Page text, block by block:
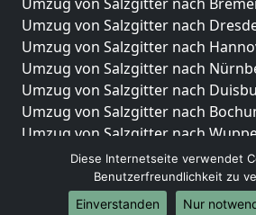
Umzug von Salzgitter nach
Umzug von Salzgitter nach
Umzug von Salzgitter nach
Umzug von Salzgitter nach
Umzug von Salzgitter nach
Umzug von Salzgitter nach
Umzug von Salzgitter nach
Umzug von Salzgitter nach Bonn
Umzug von Salzgitter nach
Diese Internetseite verwendet
Benutzerfreundlichkeit zu
Einverstanden
Nur